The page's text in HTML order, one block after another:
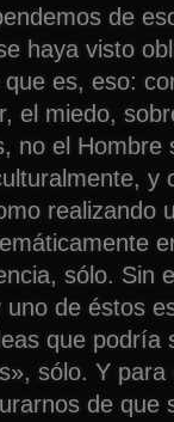
de
haya visto
es, eso:
el miedo,
no el Hombre
y
realizando
sólo. Sin
de éstos
que podría
sólo. Y
de que